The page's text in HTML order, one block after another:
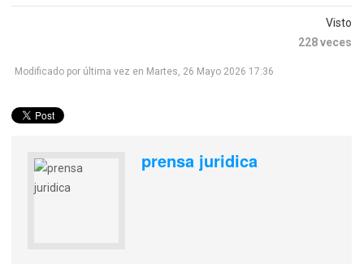
Visto
228 veces
Modificado por última vez en Martes, 26 Mayo 2026 17:36
prensa juridica